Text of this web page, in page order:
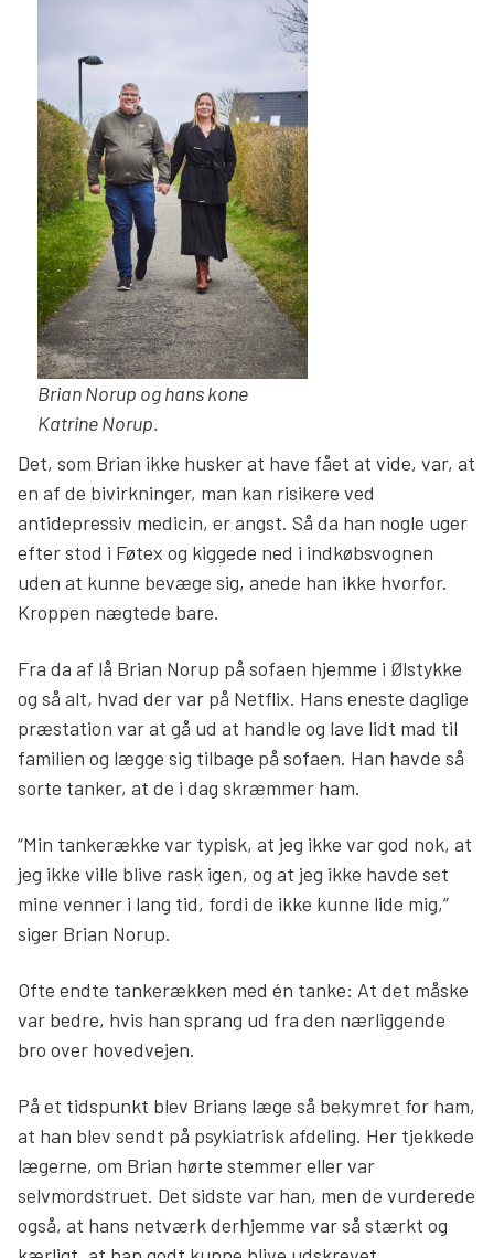
Brian Norup og hans kone
KatrineNorup.
Det, som Brian ikke husker at have fået at vide, var, at
en af de bivirkninger, man kan risikere ved
antidepressiv medicin, er angst. Så da han nogle uger
efter stod i Føtex og kiggede ned i indkøbsvognen
uden at kunne bevæge sig, anede han ikke hvorfor.
Kroppen nægtede bare.
Fra da af lå Brian Norup på sofaen hjemme i Ølstykke
og så alt, hvad der var på Netflix. Hans eneste daglige
præstation var at gå ud at handle og lave lidt mad til
familien og lægge sig tilbage på sofaen. Han havde så
sorte tanker, at de i dag skræmmer ham.
“Min tankerække var typisk, at jeg ikke var god nok, at
jeg ikke ville blive rask igen, og at jeg ikke havde set
mine venner i lang tid, fordi de ikke kunne lide mig,”
siger Brian Norup.
Ofte endte tankerækken med én tanke: At det måske
var bedre, hvis han sprang ud fra den nærliggende
bro over hovedvejen.
På et tidspunkt blev Brians læge så bekymret for ham,
at han blev sendt på psykiatrisk afdeling. Her tjekkede
lægerne, om Brian hørte stemmer eller var
selvmordstruet. Det sidste var han, men de vurderede
også, at hans netværk derhjemme var så stærkt og